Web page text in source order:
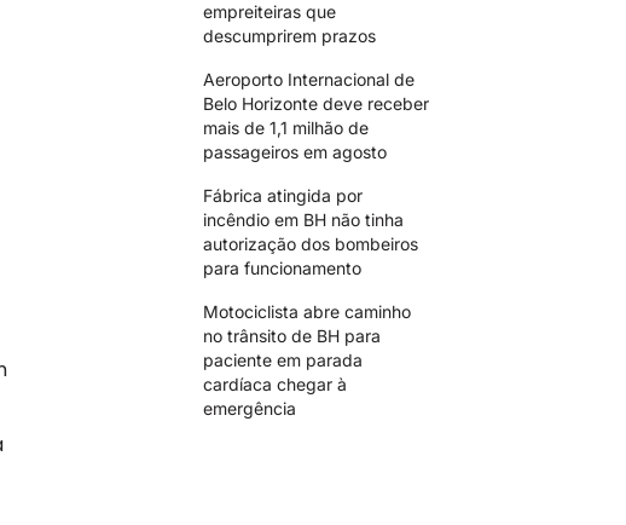
empreiteiras que
descumprirem prazos
Aeroporto Internacional de
Belo Horizonte deve receber
mais de 1,1 milhão de
passageiros em agosto
Fábrica atingida por
incêndio em BH não tinha
autorização dos bombeiros
para funcionamento
Motociclista abre caminho
no trânsito de BH para
paciente em parada
cardíaca chegar à
emergência